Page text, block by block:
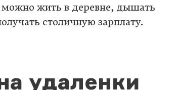
можно жить в деревне, дышать
столичную зарплату.
удаленки